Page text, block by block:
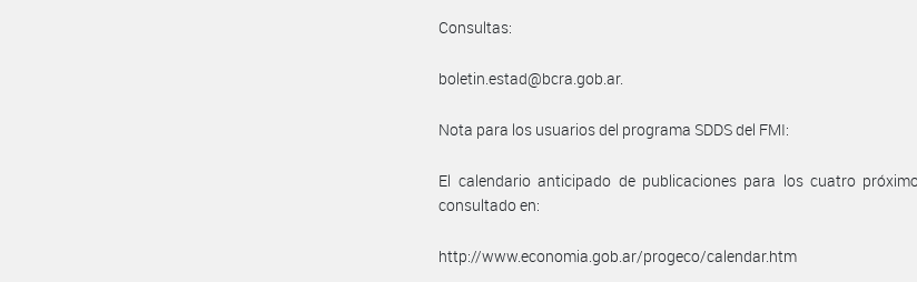
Consultas:
boletin.estad@bcra.gob.ar.
Nota para los usuarios del programa SDDS del FMI:
El calendario anticipado de publicaciones para los cuatro
consultado en:
http://www.economia.gob.ar/progeco/calendar.htm